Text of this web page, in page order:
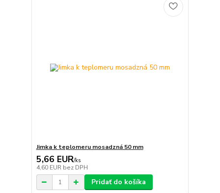
Jimka k teplomeru mosadzná 50 mm
5,66 EUR/ks
4,60 EUR bez DPH
Pridať do košíka